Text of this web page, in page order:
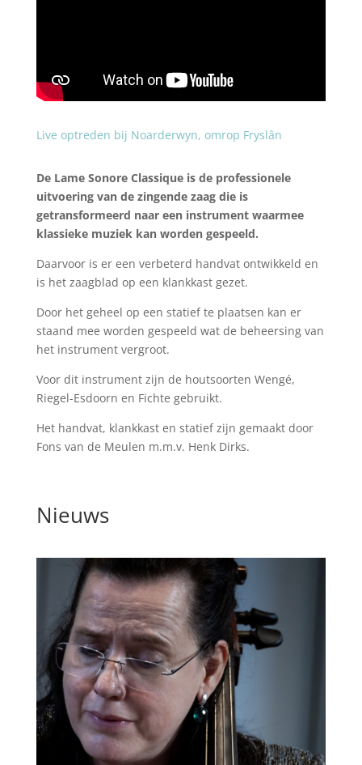
Live optreden bij Noarderwyn, omrop Fryslân
De Lame Sonore Classique is de professionele
uitvoering van de zingende zaag die is
getransformeerd naar een instrument waarmee
klassieke muziek kan worden gespeeld.
Daarvoor is er een verbeterd handvat ontwikkeld en
is het zaagblad op een klankkast gezet.
Door het geheel op een statief te plaatsen kan er
staand mee worden gespeeld wat de beheersing van
het instrument vergroot.
Voor dit instrument zijn de houtsoorten Wengé,
Riegel-Esdoorn en Fichte gebruikt.
Het handvat, klankkast en statief zijn gemaakt door
Fons van de Meulen m.m.v. Henk Dirks.
Nieuws